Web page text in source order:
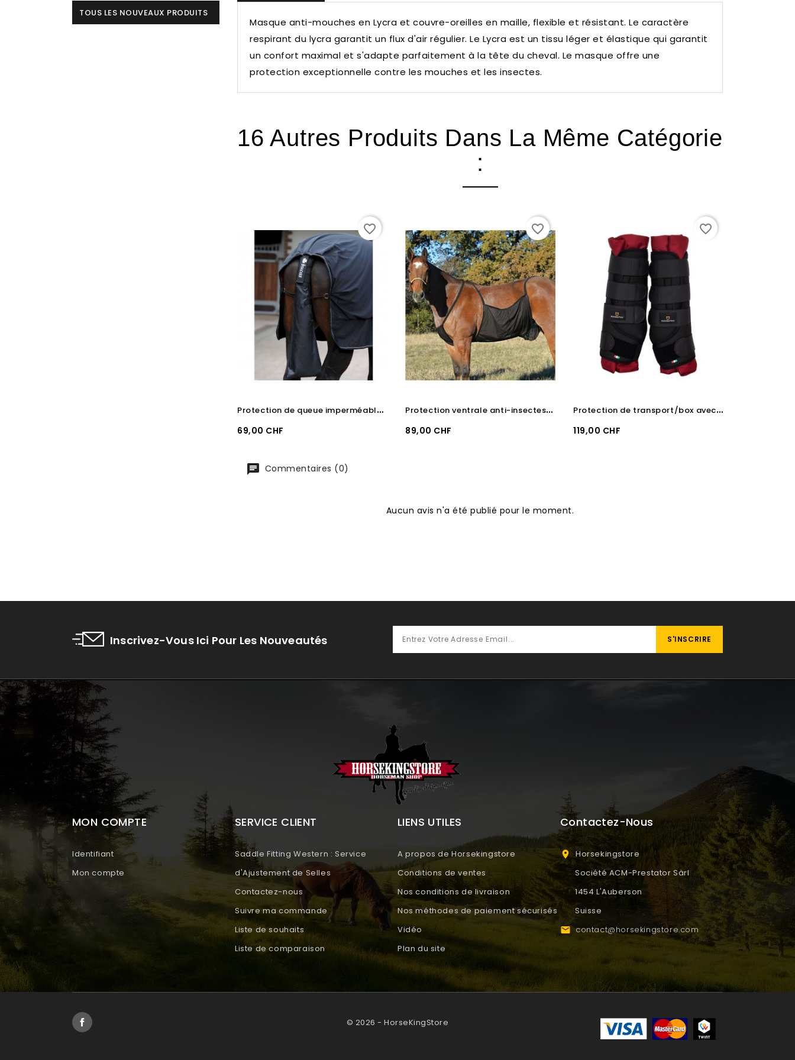
TOUS LES NOUVEAUX PRODUITS
Masque anti-mouches en Lycra et couvre-oreilles en maille, flexible et résistant. Le caractère
respirant du lycra garantit un flux d'air régulier. Le Lycra est un tissu léger et élastique qui garantit
un confort maximal et s'adapte parfaitement à la tête du cheval. Le masque offre une
protection exceptionnelle contre les mouches et les insectes.
16 Autres Produits Dans La Même Catégorie
:
favorite_border
P
rotection de queue imperméable BUCAS
Prix
69,00 CHF
favorite_border
P
rotection ventrale anti-insectes Cashel
Prix
89,00 CHF
favorite_border
P
rotection de transport/box avec rembourrage en coton Equestro
Prix
119,00 CHF
Commentaires (0)
Aucun avis n'a été publié pour le moment.
Inscrivez-Vous Ici Pour Les Nouveautés
MON COMPTE
Identifiant
Mon compte
SERVICE CLIENT
Saddle Fitting Western : Service
d'Ajustement de Selles
Contactez-nous
Suivre ma commande
Liste de souhaits
Liste de comparaison
LIENS UTILES
A propos de Horsekingstore
Conditions de ventes
Nos conditions de livraison
Nos méthodes de paiement sécurisés
Vidéo
Plan du site
Contactez-Nous
 Horsekingstore
Société ACM-Prestator Sàrl
1454 L'Auberson
Suisse
 contact@horsekingstore.com
© 2026 - HorseKingStore